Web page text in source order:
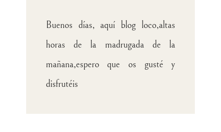
Buenos días, aquí blog loco,altas
horas de la madrugada de la
mañana,espero que os gusté y
disfrutéis